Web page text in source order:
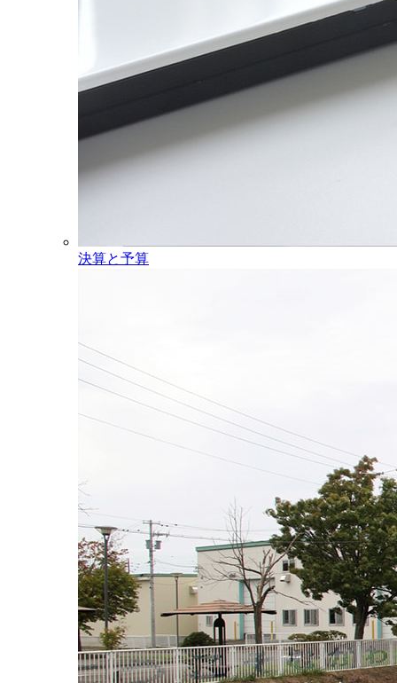
決算と予算